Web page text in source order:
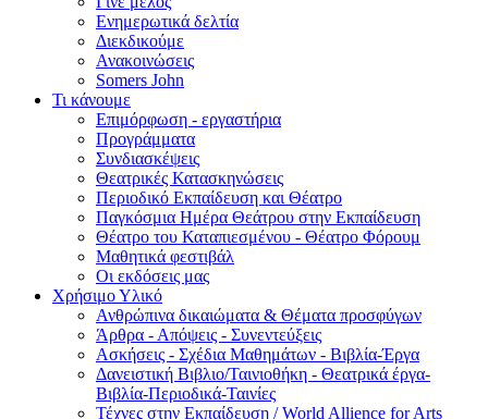
Ενημερωτικά δελτία
Διεκδικούμε
Ανακοινώσεις
Somers John
Τι κάνουμε
Επιμόρφωση - εργαστήρια
Προγράμματα
Συνδιασκέψεις
Θεατρικές Κατασκηνώσεις
Περιοδικό Εκπαίδευση και Θέατρο
Παγκόσμια Ημέρα Θεάτρου στην Εκπαίδευση
Θέατρο του Καταπιεσμένου - Θέατρο Φόρουμ
Μαθητικά φεστιβάλ
Οι εκδόσεις μας
Χρήσιμο Υλικό
Ανθρώπινα δικαιώματα & Θέματα προσφύγων
Άρθρα - Απόψεις - Συνεντεύξεις
Ασκήσεις - Σχέδια Μαθημάτων - Βιβλία-Έργα
Δανειστική Βιβλιο/Ταινιοθήκη - Θεατρικά έργα-
Βιβλία-Περιοδικά-Ταινίες
Τέχνες στην Εκπαίδευση / World Allience for Arts